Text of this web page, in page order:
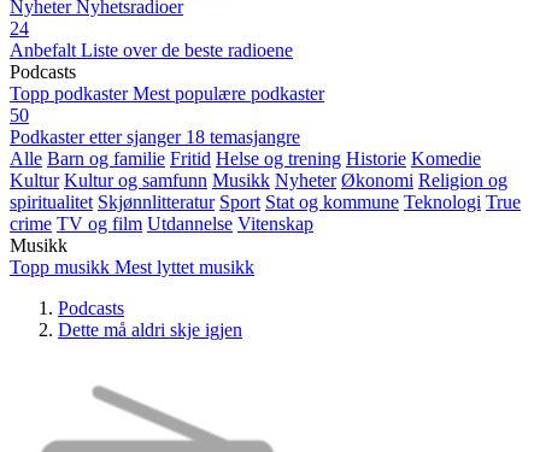
Nyheter Nyhetsradioer
24
Anbefalt Liste over de beste radioene
Podcasts
Topp podkaster Mest populære podkaster
50
Podkaster etter sjanger 18 temasjangre
Alle Barn og familie Fritid Helse og trening Historie Komedie
Kultur Kultur og samfunn Musikk Nyheter Økonomi Religion og
spiritualitet Skjønnlitteratur Sport Stat og kommune Teknologi True
crime TV og film Utdannelse Vitenskap
Musikk
Topp musikk Mest lyttet musikk
Podcasts
Dette må aldri skje igjen